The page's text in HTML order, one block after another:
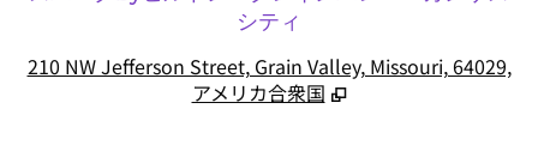
シティ
210 NW Jefferson Street, Grain Valley, Missouri, 64029,
アメリカ合衆国